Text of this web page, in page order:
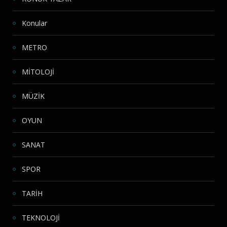
Konular
METRO
MİTOLOJİ
MÜZİK
OYUN
SANAT
SPOR
TARİH
TEKNOLOJİ